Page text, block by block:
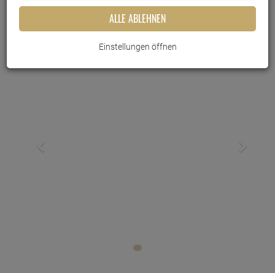
Artikel-Nummer:10017384
ALLE ABLEHNEN
Einstellungen öffnen